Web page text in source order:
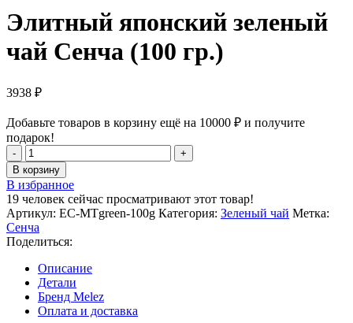
Элитный японский зеленый
чай Сенча (100 гр.)
3938 ₽
Добавьте товаров в корзину ещё на 10000 ₽ и получите
подарок!
Количество
товара
Элитный
японский
зеленый
чай
Сенча
(100
гр.)
В корзину
В избранное
19 человек сейчас просматривают этот товар!
Артикул: EC-MTgreen-100g Категория: Зеленый чай Метка:
Сенча
Поделиться:
Описание
Детали
Бренд Melez
Оплата и доставка